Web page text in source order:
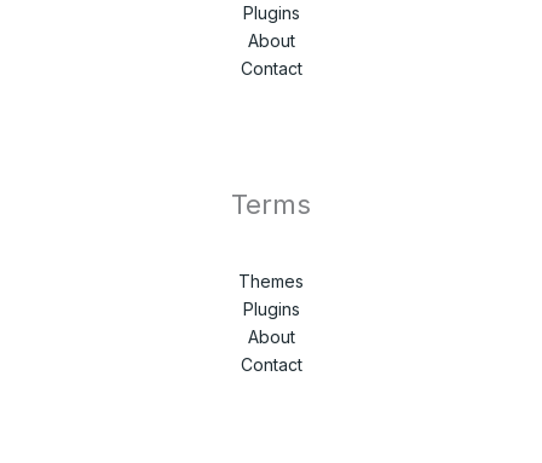
Plugins
About
Contact
Terms
Themes
Plugins
About
Contact